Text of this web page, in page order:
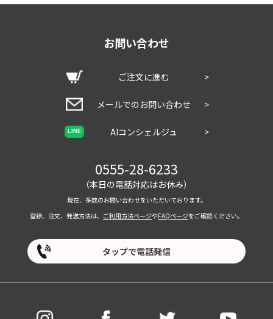
お問い合わせ
ご注文に進む >
メールでのお問い合わせ >
LINE AIコンシェルジュ >
0555-28-6233
（本日の電話対応はお休み）
現在、多数のお問い合わせをいただいております。
登録、注文、発送方法は、 ご利用方法ページやFAQページをご確認ください。
タップで電話発信